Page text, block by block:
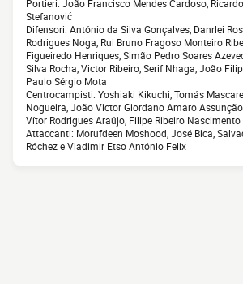
Portieri: João Francisco Mendes Cardoso,
Stefanović
Difensori: António da Silva Gonçalves, Danrlei
Rodrigues Noga, Rui Bruno Fragoso Monteiro
Figueiredo Henriques, Simão Pedro Soares
Silva Rocha, Victor Ribeiro, Serif Nhaga, João
Paulo Sérgio Mota
Centrocampisti: Yoshiaki Kikuchi, Tomás
Nogueira, João Victor Giordano Amaro
Vítor Rodrigues Araújo, Filipe Ribeiro
Attaccanti: Morufdeen Moshood, José Bica,
Róchez e Vladimir Etso António Felix